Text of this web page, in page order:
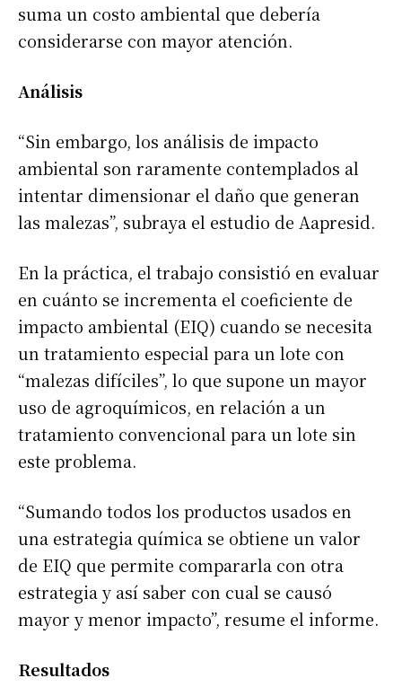
suma un costo ambiental que debería
considerarse con mayor atención.
Análisis
“Sin embargo, los análisis de impacto
ambiental son raramente contemplados al
intentar dimensionar el daño que generan
las malezas”, subraya el estudio de Aapresid.
En la práctica, el trabajo consistió en evaluar
en cuánto se incrementa el coeficiente de
impacto ambiental (EIQ) cuando se necesita
un tratamiento especial para un lote con
“malezas difíciles”, lo que supone un mayor
uso de agroquímicos, en relación a un
tratamiento convencional para un lote sin
este problema.
“Sumando todos los productos usados en
una estrategia química se obtiene un valor
de EIQ que permite compararla con otra
estrategia y así saber con cual se causó
mayor y menor impacto”, resume el informe.
Resultados